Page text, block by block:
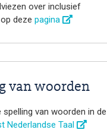
over inclusief
deze pagina
van woorden
spelling van woorden in de
Nederlandse Taal